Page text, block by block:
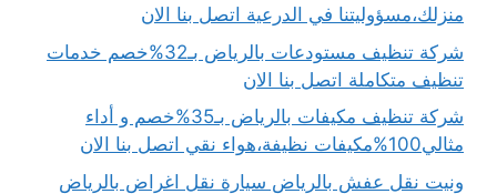
منزلك،مسؤوليتنا في الدرعية اتصل بنا الان
شركة تنظيف مستودعات بالرياض بـ32%خصم خدمات
تنظيف متكاملة اتصل بنا الان
شركة تنظيف مكيفات بالرياض بـ35%خصم و أداء
مثالي100%مكيفات نظيفة،هواء نقي اتصل بنا الان
ونيت نقل عفش بالرياض سيارة نقل اغراض بالرياض